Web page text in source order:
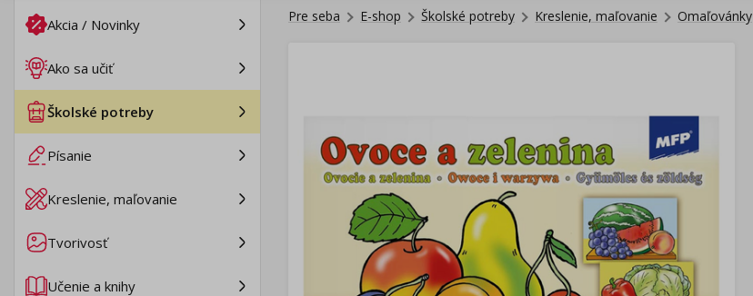
Akcia / Novinky
Ako sa učiť
Školské potreby
Písanie
Kreslenie, maľovanie
Tvorivosť
Učenie a knihy
Pre seba E-shop Školské potreby Kreslenie, maľovanie Omaľovánky